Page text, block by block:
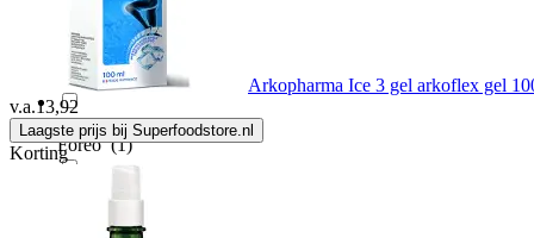
(2)
F.I.T.(2)
Foreo(1)
Arkopharma Ice 3 gel arkoflex gel
v.a.13,92
Laagste prijs bij Superfoodstore.nl
Korting